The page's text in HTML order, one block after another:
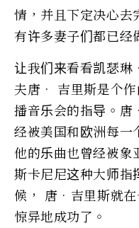
情，并且下定决心去
有许多妻子们都已经
让我们来看看凯瑟
夫唐• 吉里斯是个
播音乐会的指导。
经被美国和欧洲每一
他的乐曲也曾经被
斯卡尼尼这种大师指
候， 唐•吉里斯就在
惊异地成功了。